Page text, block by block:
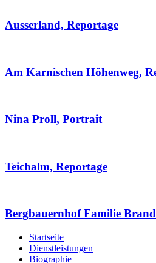
Ausserland, Reportage
Am Karnischen Höhenweg,
Nina Proll, Portrait
Teichalm, Reportage
Bergbauernhof Familie
Startseite
Dienstleistungen
Biographie